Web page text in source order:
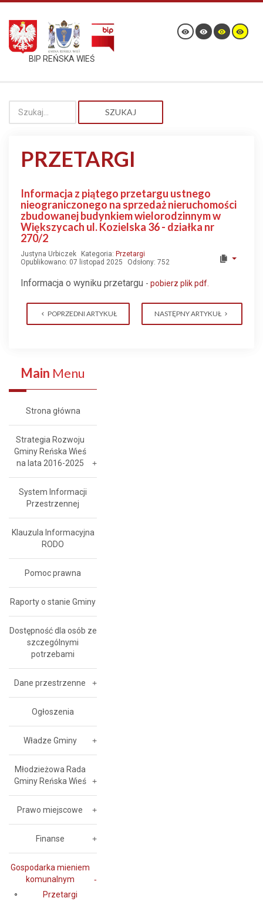
BIP REŃSKA WIEŚ
SZUKAJ
PRZETARGI
Informacja z piątego przetargu ustnego
nieograniczonego na sprzedaż nieruchomości
zbudowanej budynkiem wielorodzinnym w
Większycach ul. Kozielska 36 - działka nr
270/2
Justyna Urbiczek Kategoria: Przetargi
Opublikowano: 07 listopad 2025
Odsłony: 752
Informacja o wyniku przetargu - pobierz plik pdf
POPRZEDNI ARTYKUŁ NASTĘPNY ARTYKUŁ
Main Menu
Strona główna
Strategia Rozwoju
Gminy Reńska Wieś
na lata 2016-2025
System Informacji
Przestrzennej
Klauzula Informacyjna
RODO
Pomoc prawna
Raporty o stanie Gminy
Dostępność dla osób ze
szczególnymi
potrzebami
Dane przestrzenne
Ogłoszenia
Władze Gminy
Młodzieżowa Rada
Gminy Reńska Wieś
Prawo miejscowe
Finanse
Gospodarka mieniem
komunalnym
Przetargi